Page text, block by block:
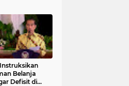
Belanja
Defisit di